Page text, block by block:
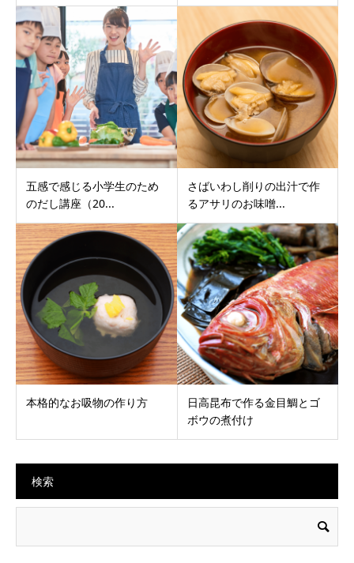
五感で感じる小学生のため
のだし講座（20...
さばいわし削りの出汁で作
るアサリのお味噌...
本格的なお吸物の作り方
日高昆布で作る金目鯛とゴ
ボウの煮付け
検索